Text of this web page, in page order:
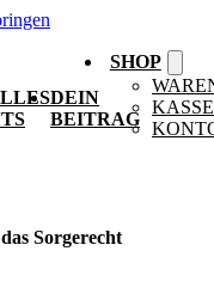
DEIN
BEITRAG
SHOP
KASSE
Sorgerecht